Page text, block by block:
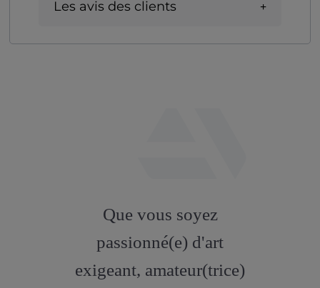
Les avis des clients
artstation
Que vous soyez
passionné(e) d'art
exigeant, amateur(trice)